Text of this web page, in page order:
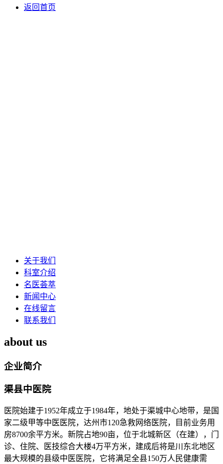
返回首页
关于我们
科室介绍
名医荟萃
新闻中心
在线留言
联系我们
about us
企业简介
渠县中医院
医院始建于1952年成立于1984年，地处于渠城中心地带，是国
家二级甲等中医医院，达州市120急救网络医院，目前业务用
房8700余平方米。新院占地90亩，位于北城新区（在建），门
诊、住院、医技综合大楼4万平方米，建成后将是川东北地区
最大规模的县级中医医院，它将满足全县150万人民健康需